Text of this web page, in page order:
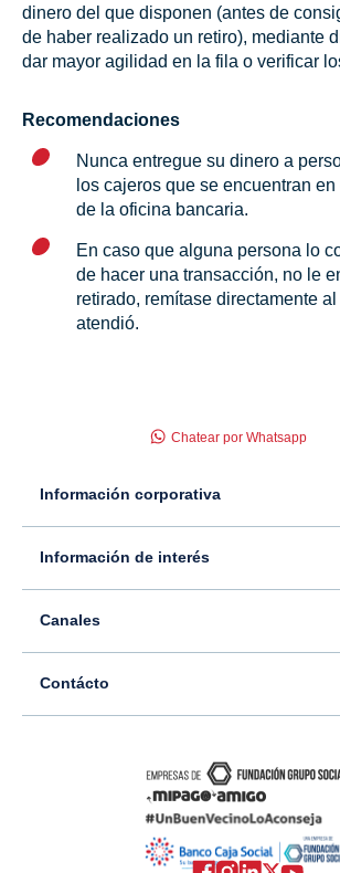
dinero del que disponen (antes de
de haber realizado un retiro), mediante
dar mayor agilidad en la fila o verificar
Recomendaciones
Nunca entregue su dinero a
los cajeros que se encuentran
de la oficina bancaria.
En caso que alguna persona lo
de hacer una transacción, no le
retirado, remítase directamente
atendió.
Información corporativa
Información para inversionistas
Sala de prensa
Información adicional
Trabaje con nosotros
Transparencia y acceso a la información pública
Información de interés
Servicio - Atención al Consumidor financiero
Tutoriales canales digitales
Términos y condiciones de uso de internet
Canales
Ubíquenos
Directorios alternos
Contácto
Chatear por Whatsapp
Bogotá - Colombia
Resto del país: 01-8000-910038